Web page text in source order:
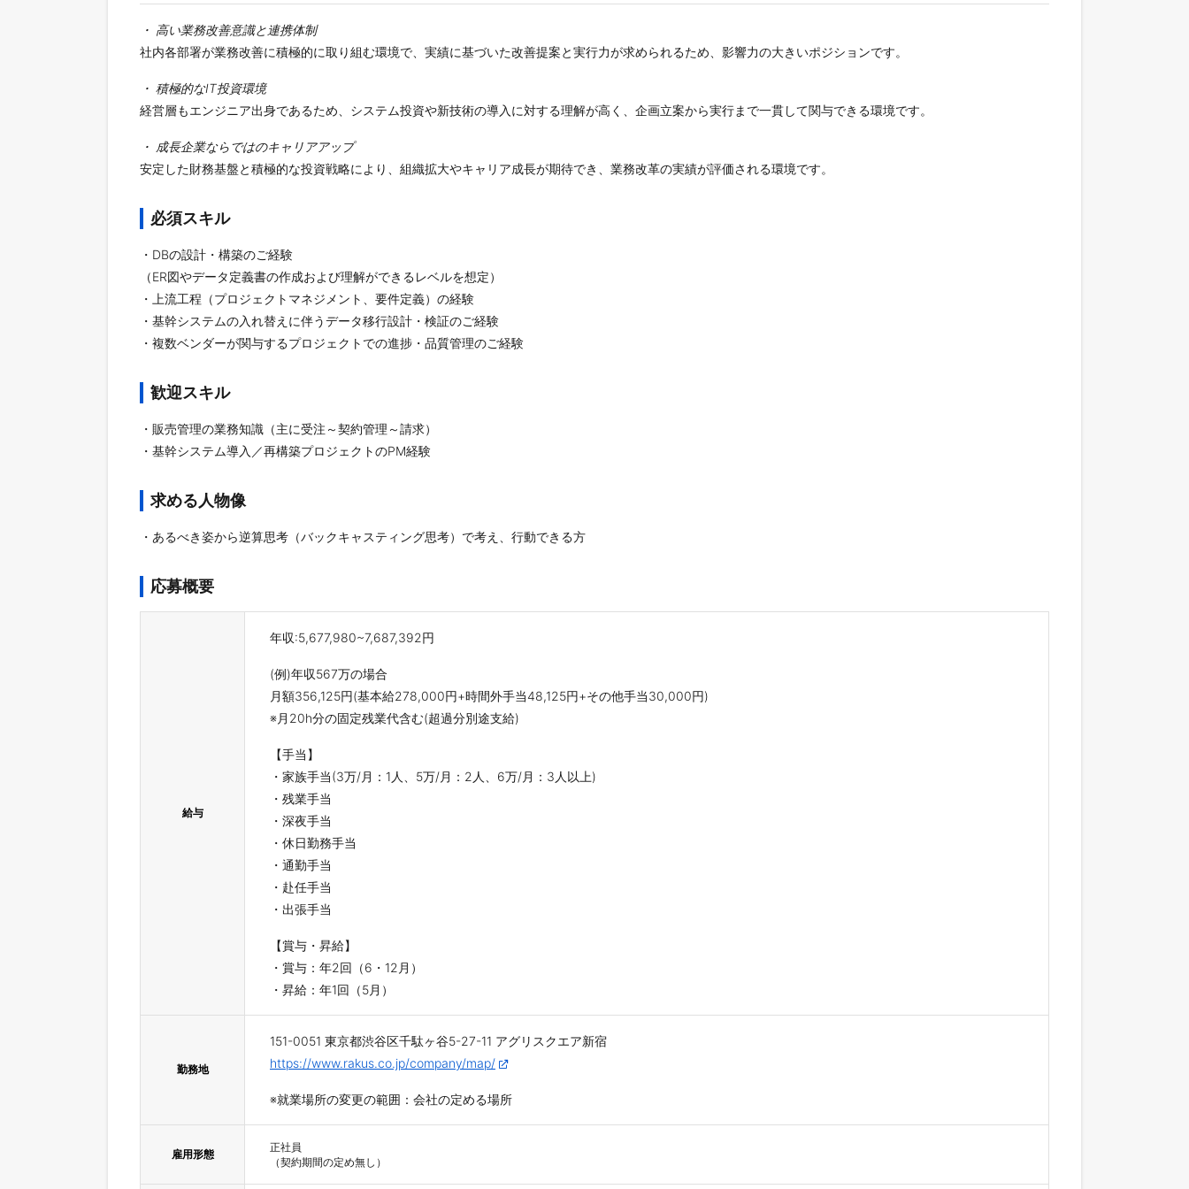
・ 高い業務改善意識と連携体制
社内各部署が業務改善に積極的に取り組む環境で、実績に基づいた改善提案と実行力が求められるため、影響力の大きいポジションです。
・ 積極的なIT投資環境
経営層もエンジニア出身であるため、システム投資や新技術の導入に対する理解が高く、企画立案から実行まで一貫して関与できる環境です。
・ 成長企業ならではのキャリアアップ
安定した財務基盤と積極的な投資戦略により、組織拡大やキャリア成長が期待でき、業務改革の実績が評価される環境です。
必須スキル
・DBの設計・構築のご経験
（ER図やデータ定義書の作成および理解ができるレベルを想定）
・上流工程（プロジェクトマネジメント、要件定義）の経験
・基幹システムの入れ替えに伴うデータ移行設計・検証のご経験
・複数ベンダーが関与するプロジェクトでの進捗・品質管理のご経験
歓迎スキル
・販売管理の業務知識（主に受注～契約管理～請求）
・基幹システム導入／再構築プロジェクトのPM経験
求める人物像
・あるべき姿から逆算思考（バックキャスティング思考）で考え、行動できる方
応募概要
給与
年収:5,677,980~7,687,392円
(例)年収567万の場合
月額356,125円(基本給278,000円+時間外手当48,125円+その他手当30,000円)
※月20h分の固定残業代含む(超過分別途支給)
【手当】
・家族手当(3万/月：1人、5万/月：2人、6万/月：3人以上)
・残業手当
・深夜手当
・休日勤務手当
・通勤手当
・赴任手当
・出張手当
【賞与・昇給】
・賞与：年2回（6・12月）
・昇給：年1回（5月）
勤務地
151-0051 東京都渋谷区千駄ヶ谷5-27-11 アグリスクエア新宿
https://www.rakus.co.jp/company/map/
※就業場所の変更の範囲：会社の定める場所
雇用形態
正社員
（契約期間の定め無し）